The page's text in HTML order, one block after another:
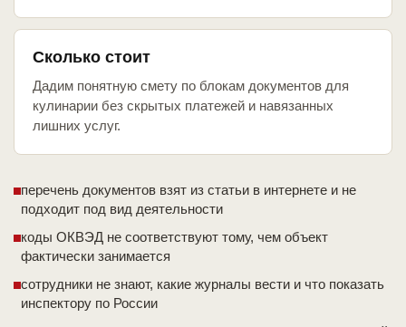
Сколько стоит
Дадим понятную смету по блокам документов для
кулинарии без скрытых платежей и навязанных
лишних услуг.
перечень документов взят из статьи в интернете и не
подходит под вид деятельности
коды ОКВЭД не соответствуют тому, чем объект
фактически занимается
сотрудники не знают, какие журналы вести и что показать
инспектору по России